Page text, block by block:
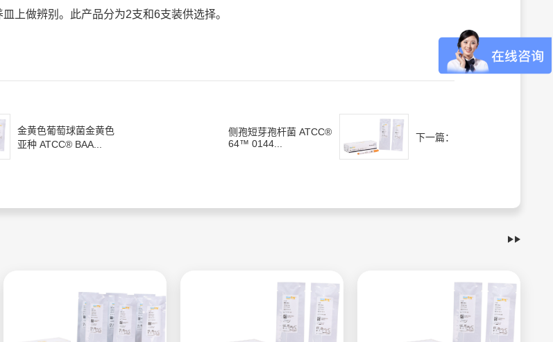
上做辨别。此产品分为2支和6支装供选择。
金黄色葡萄球菌金黄色
亚种 ATCC® BAA...
侧孢短芽孢杆菌 ATCC®
64™ 0144...
下一篇：